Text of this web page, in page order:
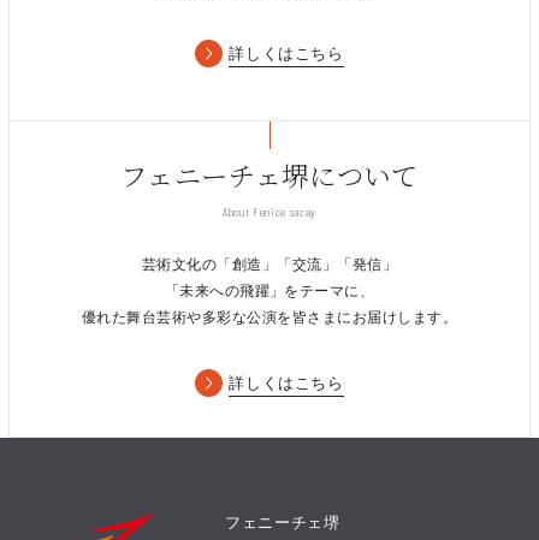
詳しくはこちら
フェニーチェ堺について
About Fenice sacay
芸術文化の「創造」「交流」「発信」
「未来への飛躍」をテーマに、
優れた舞台芸術や多彩な公演を皆さまにお届けします。
詳しくはこちら
フェニーチェ堺